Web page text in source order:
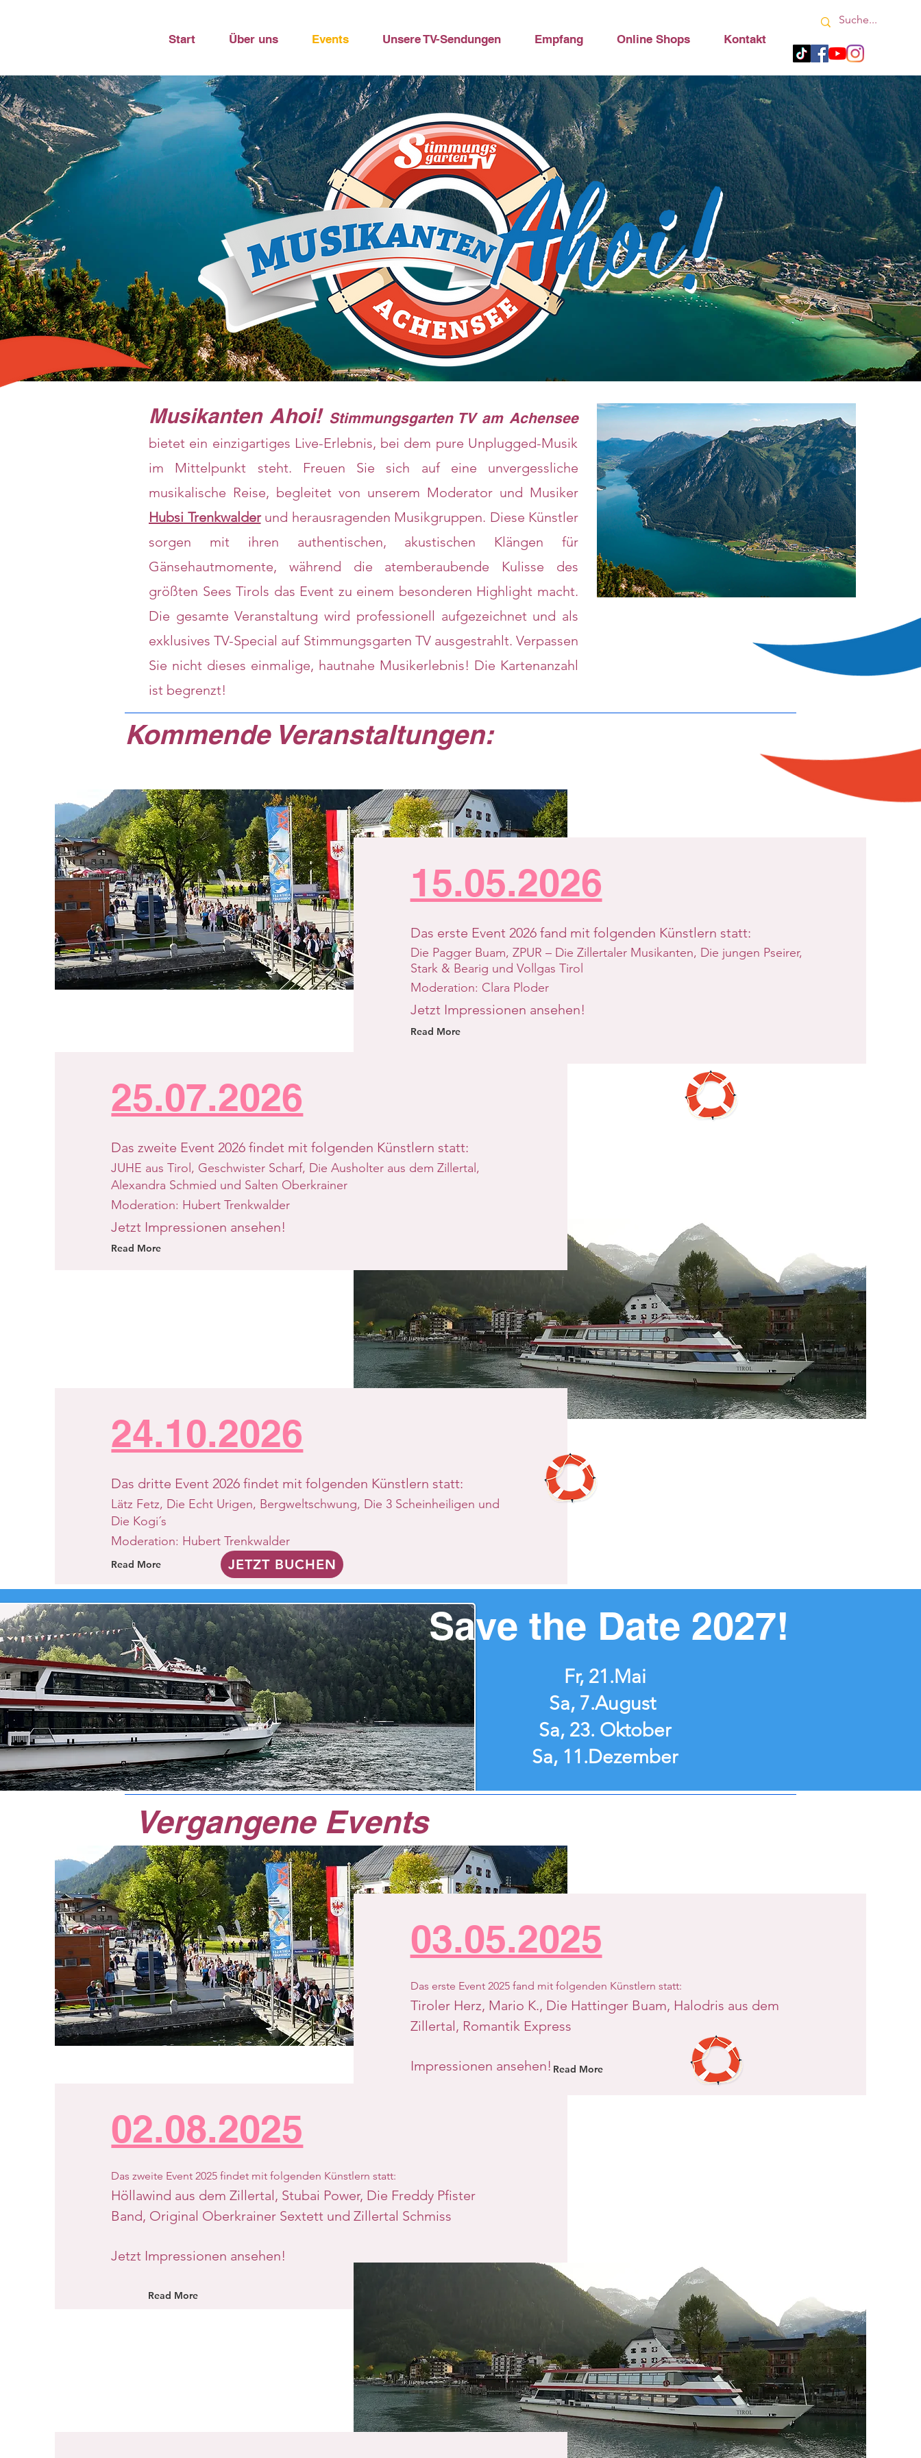
Start Über uns Events Unsere TV-Sendungen Empfang Online Shops Kontakt
Musikanten Ahoi! Stimmungsgarten TV am Achensee
bietet ein einzigartiges Live-Erlebnis, bei dem pure Unplugged-Musik
im Mittelpunkt steht. Freuen Sie sich auf eine unvergessliche
musikalische Reise, begleitet von unserem Moderator und Musiker
Hubsi Trenkwalderund herausragenden Musikgruppen. Diese Künstler
sorgen mit ihren authentischen, akustischen Klängen für
Gänsehautmomente, während die atemberaubende Kulisse des
größten Sees Tirols das Event zu einem besonderen Highlight macht.
Die gesamte Veranstaltung wird professionell aufgezeichnet und als
exklusives TV-Special auf Stimmungsgarten TV ausgestrahlt. Verpassen
Sie nicht dieses einmalige, hautnahe Musikerlebnis! Die Kartenanzahl
ist begrenzt!
Kommende Veranstaltungen:
15.05.2026
Das erste Event 2026 fand mit folgenden Künstlern statt:
Die Pagger Buam, ZPUR – Die Zillertaler Musikanten, Die jungen Pseirer,
Stark & Bearig und Vollgas Tirol
Moderation: Clara Ploder
Jetzt Impressionen ansehen!
Read More
25.07.2026
Das zweite Event 2026 findet mit folgenden Künstlern statt:
JUHE aus Tirol, Geschwister Scharf, Die Ausholter aus dem Zillertal,
Alexandra Schmied und Salten Oberkrainer
Moderation: Hubert Trenkwalder
Jetzt Impressionen ansehen!
Read More
24.10.2026
Das dritte Event 2026 findet mit folgenden Künstlern statt:
Lätz Fetz, Die Echt Urigen, Bergweltschwung, Die 3 Scheinheiligen und
Die Kogi´s
Moderation: Hubert Trenkwalder
Read More JETZT BUCHEN
Save the Date 2027!
Fr, 21.Mai
Sa, 7.August
Sa, 23. Oktober
Sa, 11.Dezember
Vergangene Events
03.05.2025
Das erste Event 2025 fand mit folgenden Künstlern statt:
Tiroler Herz, Mario K., Die Hattinger Buam, Halodris aus dem
Zillertal, Romantik Express
Impressionen ansehen! Read More
02.08.2025
Das zweite Event 2025 findet mit folgenden Künstlern statt:
Höllawind aus dem Zillertal, Stubai Power, Die Freddy Pfister
Band, Original Oberkrainer Sextett und Zillertal Schmiss
Jetzt Impressionen ansehen!
Read More